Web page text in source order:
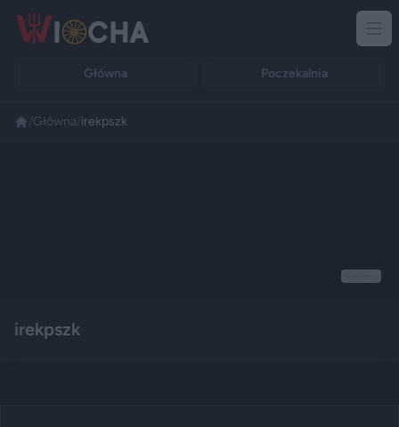
Główna Poczekalnia
Główna irekpszk
irekpszk